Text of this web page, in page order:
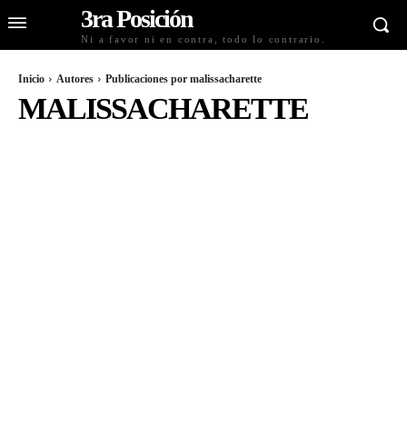
3ra Posición
Ni a favor ni en contra, todo lo contrario.
Inicio Autores Publicaciones por malissacharette
MALISSACHARETTE